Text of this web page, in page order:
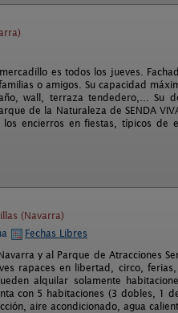
es todos los jueves.
o amigos. Su capacidad
wall, terraza tendedero,... Su
de la Naturaleza de SENDA
encierros en fiestas, típicos de
(Navarra)
Fechas Libres
y al Parque de Atracciones
rapaces en libertad, circo, ferias,
alquilar solamente
con 5 habitaciones (3 dobles, 1
aire acondicionado, agua